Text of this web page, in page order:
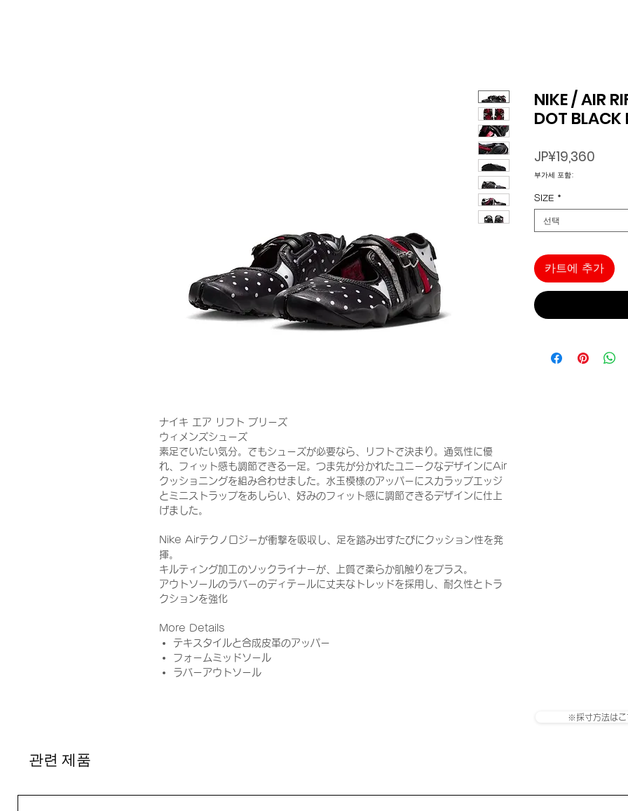
ナイキ エア リフト ブリーズ
ウィメンズシューズ
素足でいたい気分。でもシューズが必要なら、リフトで決まり。通気性に優
れ、フィット感も調節できる一足。つま先が分かれたユニークなデザインにAir
クッショニングを組み合わせました。水玉模様のアッパーにスカラップエッジ
とミニストラップをあしらい、好みのフィット感に調節できるデザインに仕上
げました。
Nike Airテクノロジーが衝撃を吸収し、足を踏み出すたびにクッション性を発
揮。
キルティング加工のソックライナーが、上質で柔らか肌触りをプラス。
アウトソールのラバーのディテールに丈夫なトレッドを採用し、耐久性とトラ
クションを強化
More Details
テキスタイルと合成皮革のアッパー
フォームミッドソール
ラバーアウトソール
NIKE / AIR
DOT BLACK
JP¥19,360
부가세 포함:
SIZE *
선택
카트에 추가
※採寸方法はこ
관련 제품